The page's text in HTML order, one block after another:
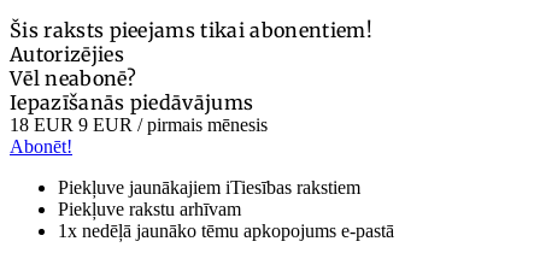
Šis raksts pieejams tikai abonentiem!
Autorizējies
Vēl neabonē?
Iepazīšanās piedāvājums
18 EUR 9 EUR / pirmais mēnesis
Abonēt!
Piekļuve jaunākajiem iTiesības rakstiem
Piekļuve rakstu arhīvam
1x nedēļā jaunāko tēmu apkopojums e-pastā